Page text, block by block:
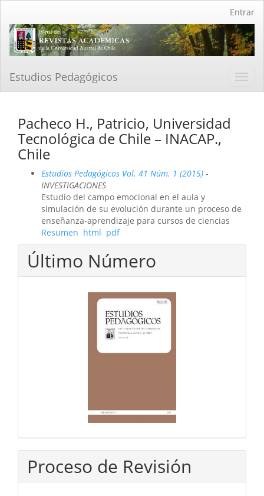
Contenido
principal
Barra
Entrar
Estudios Pedagógicos
Pacheco H., Patricio, Universidad
Tecnológica de Chile – INACAP.,
Chile
Estudios Pedagógicos Vol. 41 Núm. 1 (2015) -
INVESTIGACIONES
Estudio del campo emocional en el aula y
simulación de su evolución durante un proceso de
enseñanza-aprendizaje para cursos de ciencias
Resumen html pdf
Último Número
Proceso de Revisión